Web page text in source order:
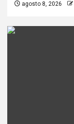
agosto 8, 2026